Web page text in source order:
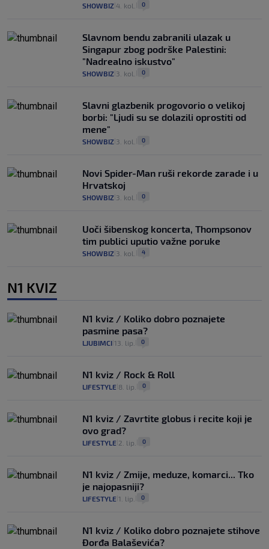
SHOWBIZ 4. kol. 0
Slavnom bendu zabranili ulazak u
Singapur zbog podrške Palestini:
"Nadrealno iskustvo"
SHOWBIZ 3. kol. 0
Slavni glazbenik progovorio o velikoj
borbi: "Ljudi su se dolazili oprostiti od
mene"
SHOWBIZ 3. kol. 0
Novi Spider-Man ruši rekorde zarade i u
Hrvatskoj
SHOWBIZ 3. kol. 0
Uoči šibenskog koncerta, Thompsonov
tim publici uputio važne poruke
SHOWBIZ 3. kol. 4
N1 KVIZ
N1 kviz / Koliko dobro poznajete
pasmine pasa?
LJUBIMCI 13. lip. 0
N1 kviz / Rock & Roll
LIFESTYLE 8. lip. 0
N1 kviz / Zavrtite globus i recite koji je
ovo grad?
LIFESTYLE 2. lip. 0
N1 kviz / Zmije, meduze, komarci... Tko
je najopasniji?
LIFESTYLE 1. lip. 0
N1 kviz / Koliko dobro poznajete stihove
Đorđa Balaševića?